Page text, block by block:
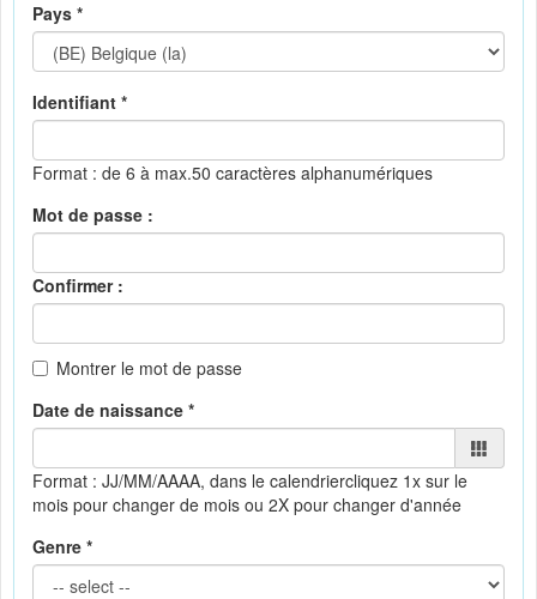
Pays *
Identifiant *
Format : de 6 à max.50 caractères alphanumériques
Mot de passe :
Confirmer :
Montrer le mot de passe
Date de naissance *
Format : JJ/MM/AAAA, dans le calendriercliquez 1x sur le
mois pour changer de mois ou 2X pour changer d'année
Genre *